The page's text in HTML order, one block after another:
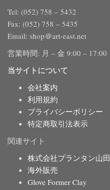
Tel: (052) 758 – 5432
Fax: (052) 758 – 5435
Email: shop＠art-east.net
営業時間: 月 – 金 9:00 – 17:00
当サイトについて
会社案内
利用規約
プライバシーポリシー
特定商取引法表示
関連サイト
株式会社プランタン山田
海外販売
Glove Former Clay